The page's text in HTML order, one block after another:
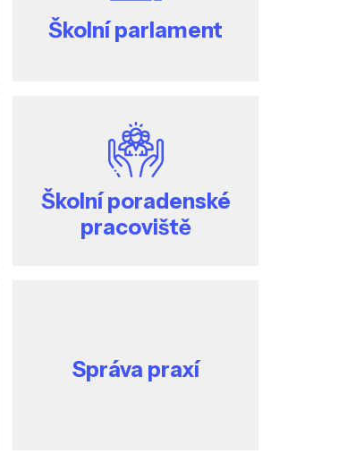
Školní parlament
Školní poradenské
pracoviště
Správa praxí